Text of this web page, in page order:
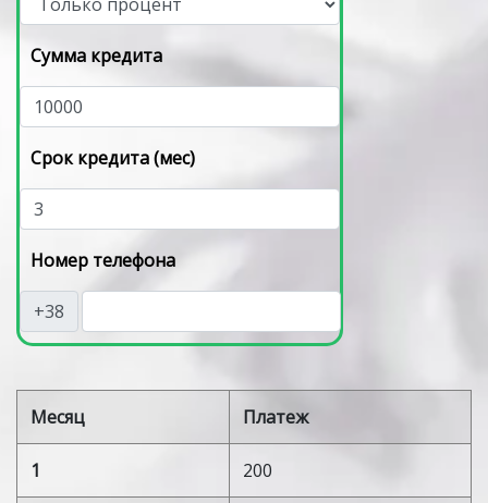
Сумма кредита
Срок кредита (мес)
Номер телефона
+38
Месяц Платеж
1 200